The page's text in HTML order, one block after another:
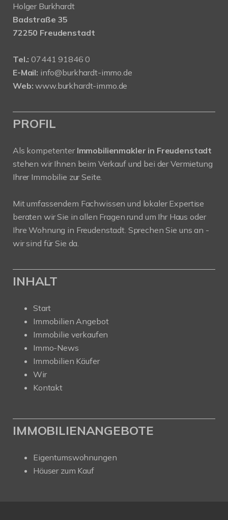
Holger Burkhardt
Badstraße 35
72250 Freudenstadt
Tel.: 07441 91846 0
E-Mail: info@burkhardt-immo.de
Web: www.burkhardt-immo.de
PROFIL
Als kompetenter Immobilienmakler in Freudenstadt
stehen wir Ihnen beim Verkauf und bei der Vermietung
Ihrer Immobilie zur Seite.
Mit umfassendem Fachwissen und lokaler Expertise
beraten wir Sie in allen Fragen rund um Ihr Haus oder
Ihre Wohnung in Freudenstadt. Sprechen Sie uns an -
wir sind für Sie da.
INHALT
Start
Immobilien Angebot
Immobilie verkaufen
Immo-News
Immobilien Käufer
Wir
Kontakt
IMMOBILIENANGEBOTE
Eigentumswohnungen
Häuser zum Kauf